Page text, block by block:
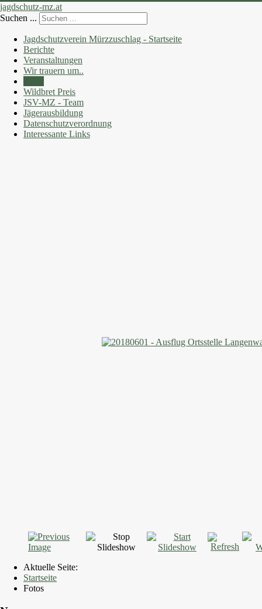
jagdschutz-mz.at
Suchen ...
Jagdschutzverein Mürzzuschlag - Startseite
Berichte
Veranstaltungen
Wir trauern um..
Wildbret Preis
JSV-MZ - Team
Jägerausbildung
Datenschutzverordnung
Interessante Links
Aktuelle Seite:
Startseite
Fotos